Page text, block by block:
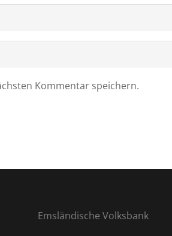
Kommentar speichern.
Emsländische Volksbank